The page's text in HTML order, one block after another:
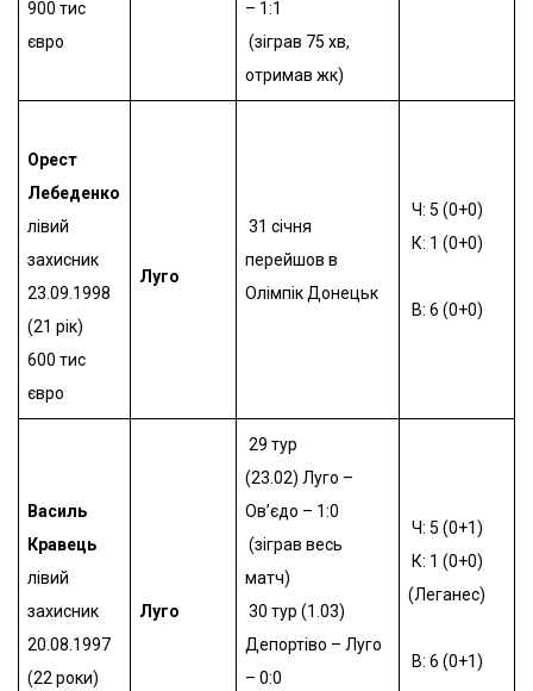
900 тис
євро
– 1:1
(зіграв 75 хв,
отримав жк)
Орест
Лебеденко
лівий
захисник
23.09.1998
(21 рік)
600 тис
євро
Луго
31 січня
перейшов в
Олімпік Донецьк
Ч: 5 (0+0)
К: 1 (0+0)
В: 6 (0+0)
Василь
Кравець
лівий
захисник
20.08.1997
(22 роки)
Луго
29 тур
(23.02) Луго –
Ов’єдо – 1:0
(зіграв весь
матч)
30 тур (1.03)
Депортіво – Луго
– 0:0
Ч: 5 (0+1)
К: 1 (0+0)
(Леганес)
В: 6 (0+1)